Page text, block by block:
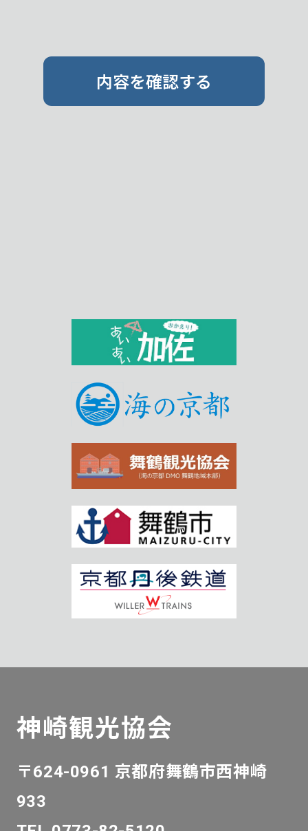
内容を確認する
神崎観光協会
〒624-0961 京都府舞鶴市西神崎
933